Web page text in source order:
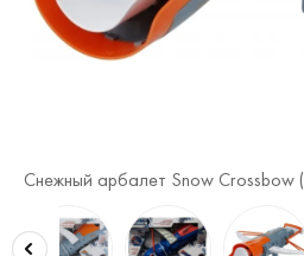
Снежный арбалет Snow Crossbow (